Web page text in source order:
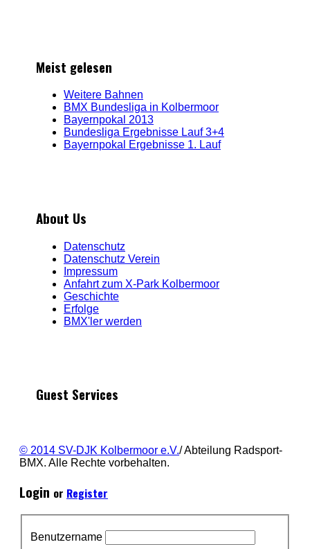
Meist gelesen
Weitere Bahnen
BMX Bundesliga in Kolbermoor
Bayernpokal 2013
Bundesliga Ergebnisse Lauf 3+4
Bayernpokal Ergebnisse 1. Lauf
About Us
Datenschutz
Datenschutz Verein
Impressum
Anfahrt zum X-Park Kolbermoor
Geschichte
Erfolge
BMX'ler werden
Guest Services
© 2014 SV-DJK Kolbermoor e.V./ Abteilung Radsport-
BMX. Alle Rechte vorbehalten.
Login or Register
Benutzername